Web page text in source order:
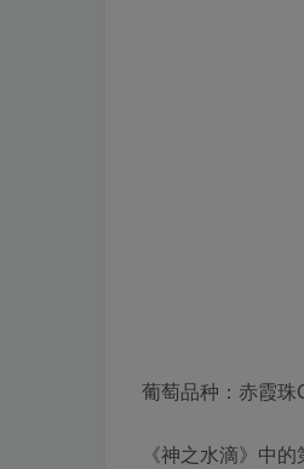
葡萄品种：赤霞
《神之水滴》中